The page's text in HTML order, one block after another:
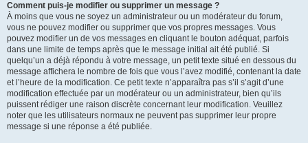
Comment puis-je modifier ou supprimer un message ?
À moins que vous ne soyez un administrateur ou un modérateur du forum,
vous ne pouvez modifier ou supprimer que vos propres messages. Vous
pouvez modifier un de vos messages en cliquant le bouton adéquat, parfois
dans une limite de temps après que le message initial ait été publié. Si
quelqu’un a déjà répondu à votre message, un petit texte situé en dessous du
message affichera le nombre de fois que vous l’avez modifié, contenant la date
et l’heure de la modification. Ce petit texte n’apparaîtra pas s’il s’agit d’une
modification effectuée par un modérateur ou un administrateur, bien qu’ils
puissent rédiger une raison discrète concernant leur modification. Veuillez
noter que les utilisateurs normaux ne peuvent pas supprimer leur propre
message si une réponse a été publiée.